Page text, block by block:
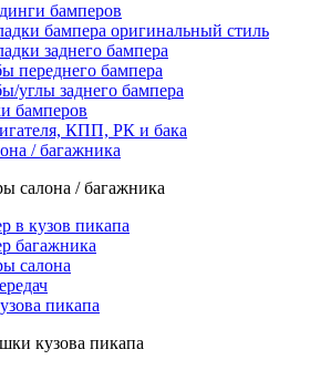
бамперов
бампера оригинальный стиль
заднего бампера
переднего бампера
углы заднего бампера
бамперов
КПП, РК и бака
/ багажника
салона / багажника
в кузов пикапа
багажника
салона
пикапа
кузова пикапа